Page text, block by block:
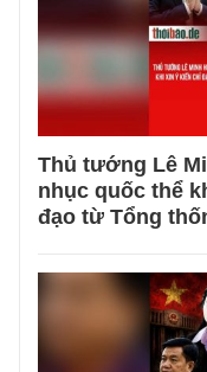
Thủ tướng Lê
nhục quốc thể
đạo từ Tổng